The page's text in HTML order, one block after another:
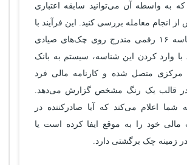
به واسطه آن می‌توانید سابقه اعتباری
انجام معامله بررسی کنید. این فرآیند با
استفاده از شناسه ۱۶ رقمی مندرج روی چک‌های صیادی
وارد کردن این شناسه، سیستم به بانک
مرکزی متصل شده و کارنامه مالی فرد
در قالب یک رنگ مشخص گزارش می‌دهد.
شما اعلام می‌کند که آیا صادرکننده در
مالی خود را به موقع ایفا کرده است یا
در زمینه چک برگشتی دارد.